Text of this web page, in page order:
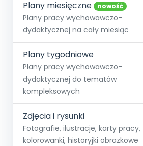
Społeczność
+48 12 631 04 10
O miesięczniku
Strona główna
O Akademii
Poznaj pakiet MAX
Testuj przez 7 dni
Wszystkie projekty
Skontaktuj się
Dodaj wpis
Plany miesięczne nowość
Plany pracy wychowawczo-
dydaktycznej na cały miesiąc
Plany tygodniowe
Plany pracy wychowawczo-
dydaktycznej do tematów
kompleksowych
Zdjęcia i rysunki
Fotografie, ilustracje, karty pracy,
kolorowanki, historyjki obrazkowe